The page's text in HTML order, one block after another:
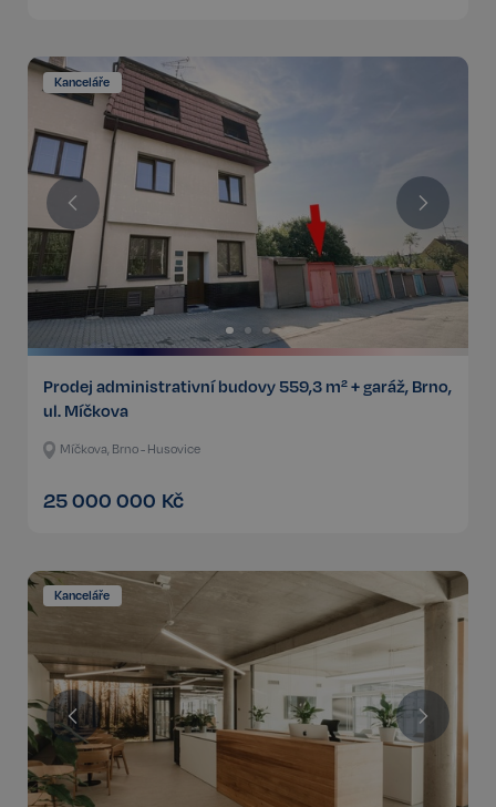
Kanceláře
Prodej administrativní budovy 559,3 m² + garáž, Brno,
ul. Míčkova
Míčkova, Brno - Husovice
25 000 000 Kč
Kanceláře